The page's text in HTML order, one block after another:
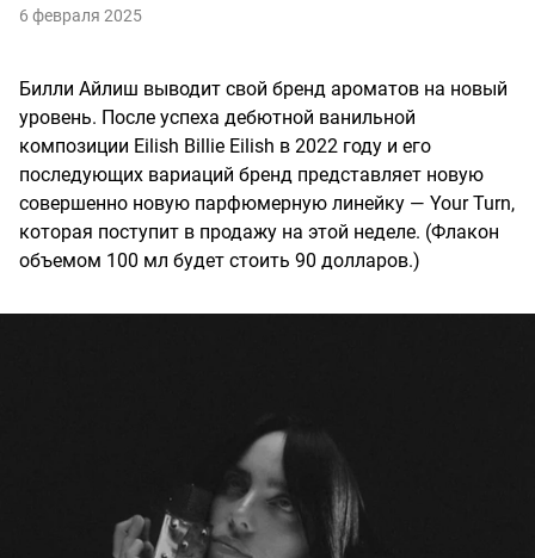
6 февраля 2025
Билли Айлиш выводит свой бренд ароматов на новый
уровень. После успеха дебютной ванильной
композиции Eilish Billie Eilish в 2022 году и его
последующих вариаций бренд представляет новую
совершенно новую парфюмерную линейку — Your Turn,
которая поступит в продажу на этой неделе. (Флакон
объемом 100 мл будет стоить 90 долларов.)